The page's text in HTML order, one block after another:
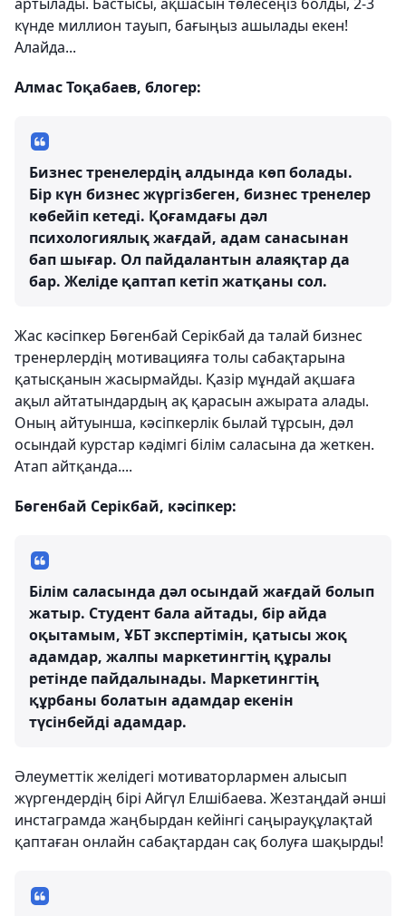
күнде миллион тауып, бағыңыз ашылады екен!
Алайда...
Алмас Тоқабаев, блогер:
Бизнес тренелердің алдында көп болады.
Бір күн бизнес жүргізбеген, бизнес тренелер
көбейіп кетеді. Қоғамдағы дәл
психологиялық жағдай, адам санасынан
бап шығар. Ол пайдалантын алаяқтар да
бар. Желіде қаптап кетіп жатқаны сол.
Жас кәсіпкер Бөгенбай Серікбай да талай бизнес
тренерлердің мотивацияға толы сабақтарына
қатысқанын жасырмайды. Қазір мұндай ақшаға
ақыл айтатындардың ақ қарасын ажырата алады.
Оның айтуынша, кәсіпкерлік былай тұрсын, дәл
осындай курстар кәдімгі білім саласына да жеткен.
Атап айтқанда....
Бөгенбай Серікбай, кәсіпкер:
Білім саласында дәл осындай жағдай болып
жатыр. Студент бала айтады, бір айда
оқытамым, ҰБТ экспертімін, қатысы жоқ
адамдар, жалпы маркетингтің құралы
ретінде пайдалынады. Маркетингтің
құрбаны болатын адамдар екенін
түсінбейді адамдар.
Әлеуметтік желідегі мотиваторлармен алысып
жүргендердің бірі Айгүл Елшібаева. Жезтаңдай әнші
инстаграмда жаңбырдан кейінгі саңырауқұлақтай
қаптаған онлайн сабақтардан сақ болуға шақырды!